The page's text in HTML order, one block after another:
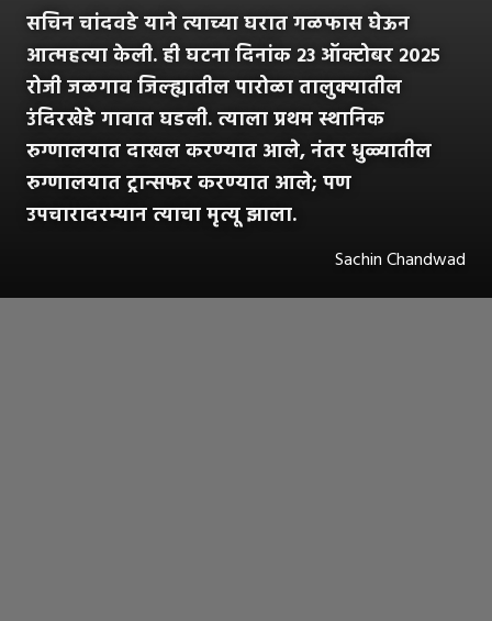
सचिन चांदवडे याने त्याच्या घरात गळफास घेऊन
आत्महत्या केली. ही घटना दिनांक २३ ऑक्टोबर २०२५
रोजी जळगाव जिल्ह्यातील पारोळा तालुक्यातील
उंदिरखेडे गावात घडली. त्याला प्रथम स्थानिक
रुग्णालयात दाखल करण्यात आले, नंतर धुळ्यातील
रुग्णालयात ट्रान्सफर करण्यात आले; पण
उपचारादरम्यान त्याचा मृत्यू झाला.
Sachin Chandwad